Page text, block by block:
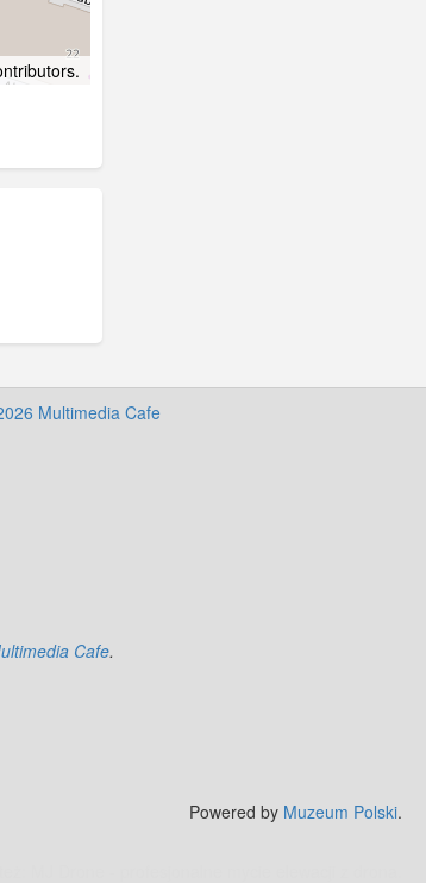
Multimedia Cafe
Cafe.
Powered by Muzeum Polski.